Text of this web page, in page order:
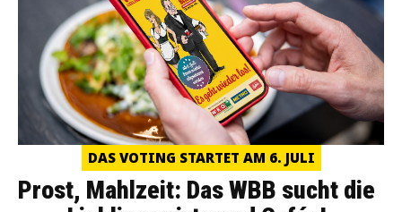
DAS VOTING STARTET AM 6. JULI
Prost, Mahlzeit: Das WBB sucht die